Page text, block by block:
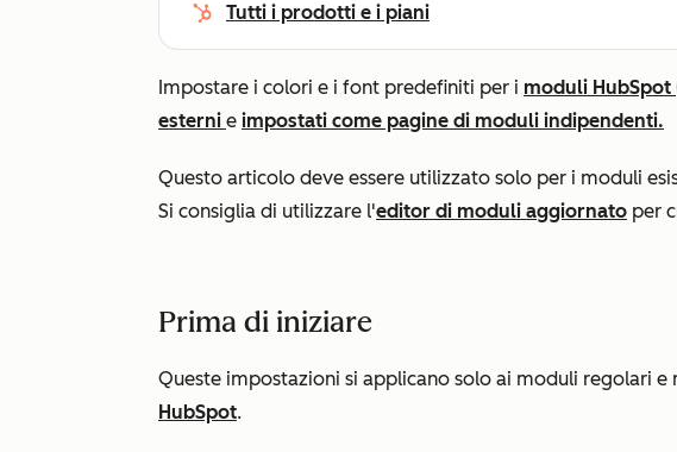
Tutti i prodotti e i piani
Impostare i colori e i font predefiniti per i moduli HubSpot
esterni e impostati come pagine di moduli indipendenti.
Questo articolo deve essere utilizzato solo per i moduli
Si consiglia di utilizzare l'editor di moduli aggiornato per
Prima di iniziare
Queste impostazioni si applicano solo ai moduli regolari e
HubSpot.